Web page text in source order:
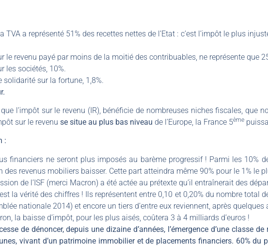
TVA a représenté 51% des recettes nettes de l’Etat : c’est l’impôt le plus
le revenu payé par moins de la moitié des contribuables, ne représente que
les sociétés, 10%.
solidarité sur la fortune, 1,8%.
l’impôt sur le revenu (IR), bénéficie de nombreuses niches fiscales, que
sur le revenu se situe au plus bas niveau de l’Europe, la France 5ème
:
financiers ne seront plus imposés au barème progressif ! Parmi les 10%
des revenus mobiliers baisser. Cette part atteindra même 90% pour le 1% le
de l’ISF (merci Macron) a été actée au prétexte qu’il entraînerait des
la vérité des chiffres ! Ils représentent entre 0,10 et 0,20% du nombre total
nationale 2014) et encore un tiers d’entre eux reviennent, après quelques
la baisse d’impôt, pour les plus aisés, coûtera 3 à 4 milliards d’euros !
de dénoncer, depuis une dizaine d’années, l’émergence d’une classe
vivant d’un patrimoine immobilier et de placements financiers. 60% du